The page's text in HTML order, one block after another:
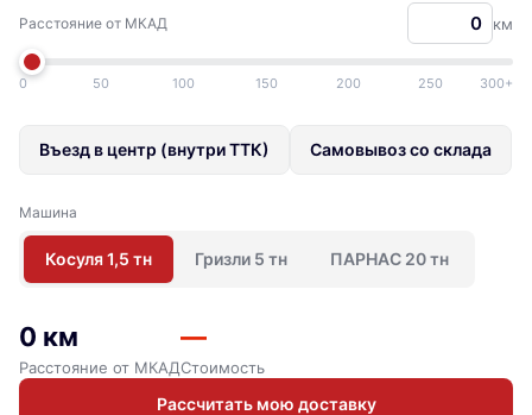
Расстояние от МКАД км
0 50 100 150 200 250 300+
Въезд в центр (внутри ТТК) Самовывоз со склада
Машина
Косуля 1,5 тн Гризли 5 тн ПАРНАС 20 тн
0 км
Расстояние от МКАД
—
Стоимость
Рассчитать мою доставку